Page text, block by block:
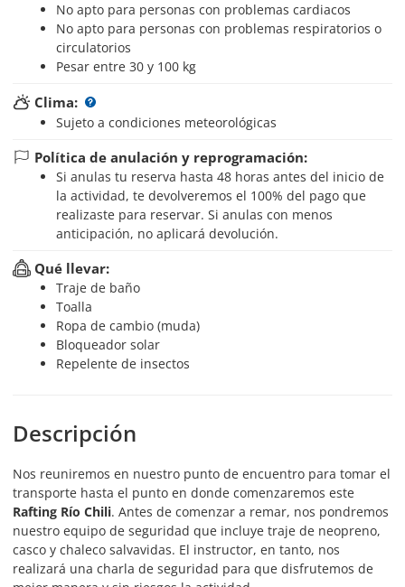
No apto para personas con problemas cardiacos
No apto para personas con problemas respiratorios o
circulatorios
Pesar entre 30 y 100 kg
Clima:
Sujeto a condiciones meteorológicas
Política de anulación y reprogramación:
Si anulas tu reserva hasta 48 horas antes del inicio de
la actividad, te devolveremos el 100% del pago que
realizaste para reservar. Si anulas con menos
anticipación, no aplicará devolución.
Qué llevar:
Traje de baño
Toalla
Ropa de cambio (muda)
Bloqueador solar
Repelente de insectos
Descripción
Nos reuniremos en nuestro punto de encuentro para tomar el
transporte hasta el punto en donde comenzaremos este
Rafting Río Chili. Antes de comenzar a remar, nos pondremos
nuestro equipo de seguridad que incluye traje de neopreno,
casco y chaleco salvavidas. El instructor, en tanto, nos
realizará una charla de seguridad para que disfrutemos de